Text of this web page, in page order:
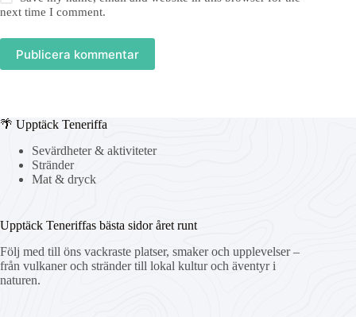
next time I comment.
Publicera kommentar
🌴 Upptäck Teneriffa
Sevärdheter & aktiviteter
Stränder
Mat & dryck
Upptäck Teneriffas bästa sidor året runt
Följ med till öns vackraste platser, smaker och upplevelser –
från vulkaner och stränder till lokal kultur och äventyr i
naturen.